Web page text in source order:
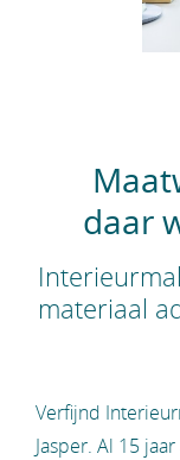
daar
materiaal
Verfijnd
Jasper. Al 15